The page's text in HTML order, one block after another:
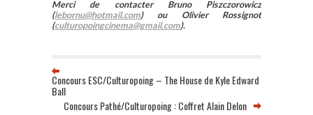
Merci de contacter Bruno Piszczorowicz
(lebornu@hotmail.com) ou Olivier Rossignot
(culturopoingcinema@gmail.com).
Concours ESC/Culturopoing – The House de Kyle Edward
Ball
Concours Pathé/Culturopoing : Coffret Alain Delon